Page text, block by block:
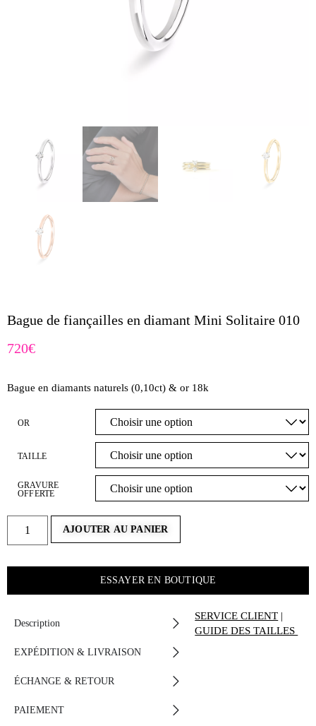
Bague de fiançailles en diamant Mini Solitaire 010
720€
Bague en diamants naturels (0,10ct) & or 18k
OR
TAILLE
GRAVURE
OFFERTE
AJOUTER AU PANIER
ESSAYER EN BOUTIQUE
Description
EXPÉDITION & LIVRAISON
ÉCHANGE & RETOUR
PAIEMENT
SERVICE CLIENT |
GUIDE DES TAILLES